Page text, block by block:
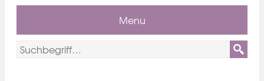
Menu